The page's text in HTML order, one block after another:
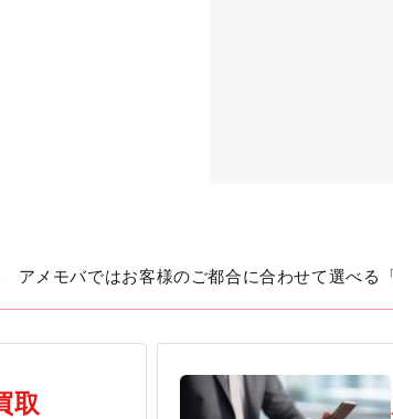
アメモバではお客様のご都合に合わせて選べる
取